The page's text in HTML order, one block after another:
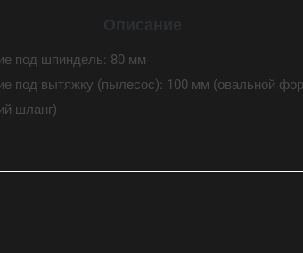
Описание
под шпиндель: 80 мм
под вытяжку (пылесос): 100 мм (овальной
шланг)